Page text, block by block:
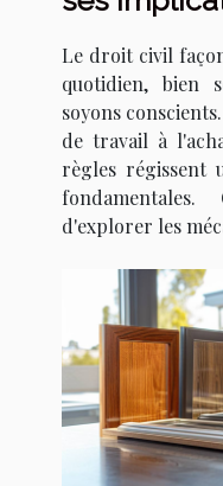
Le droit civil
quotidien, bien
soyons
de travail à
règles régissent
d'explorer les